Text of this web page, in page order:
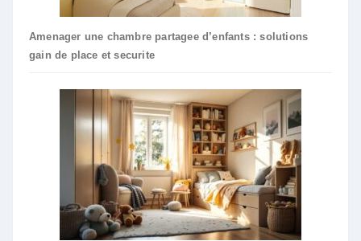
Amenager une chambre partagee d’enfants : solutions
gain de place et securite